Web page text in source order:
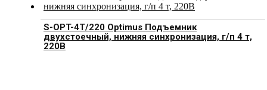
S-OPT-4T/220 Optimus Подъемник
двухстоечный, нижняя синхронизация, г/п 4 т,
220В